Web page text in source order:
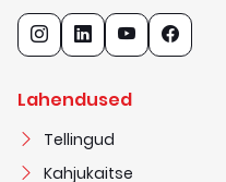
Lahendused
Tellingud
Kahjukaitse